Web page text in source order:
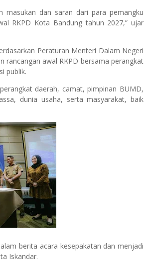
masukan dan saran dari para pemangku
RKPD Kota Bandung tahun 2027,” ujar
Peraturan Menteri Dalam Negeri
rancangan awal RKPD bersama perangkat
publik.
daerah, camat, pimpinan BUMD,
dunia usaha, serta masyarakat, baik
berita acara kesepakatan dan menjadi
Iskandar.